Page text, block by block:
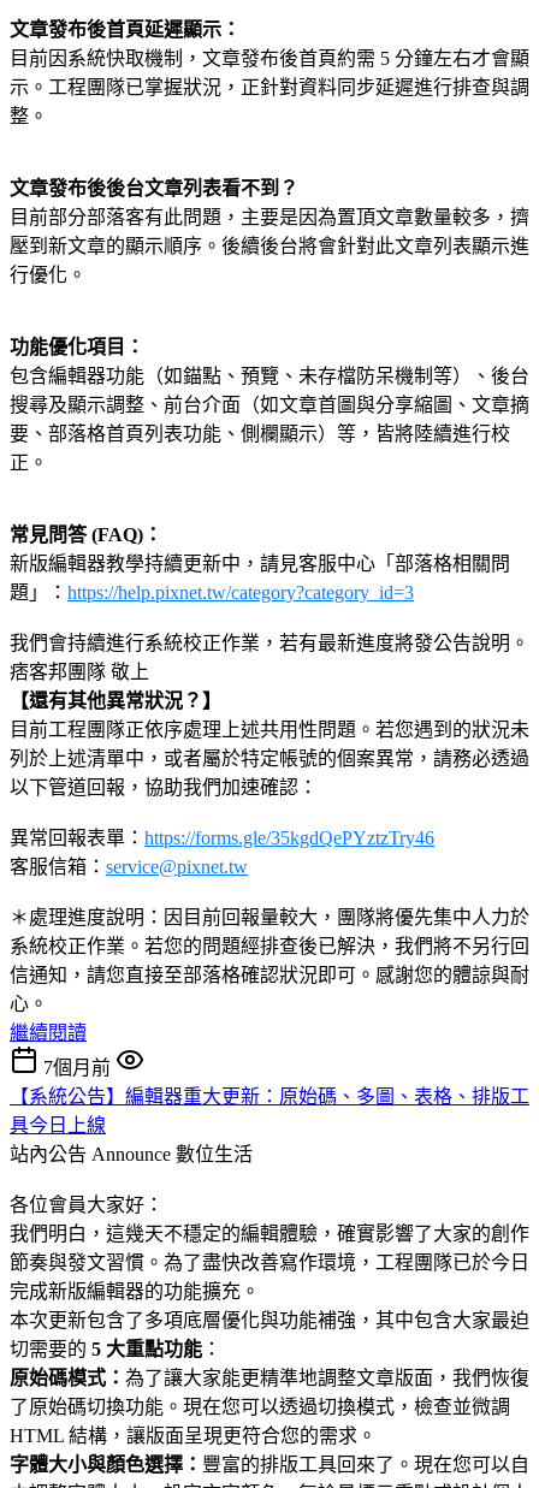
文章發布後首頁延遲顯示：
目前因系統快取機制，文章發布後首頁約需 5 分鐘左右才會顯
示。工程團隊已掌握狀況，正針對資料同步延遲進行排查與調
整。
文章發布後後台文章列表看不到？
目前部分部落客有此問題，主要是因為置頂文章數量較多，擠
壓到新文章的顯示順序。後續後台將會針對此文章列表顯示進
行優化。
功能優化項目：
包含編輯器功能（如錨點、預覽、未存檔防呆機制等）、後台
搜尋及顯示調整、前台介面（如文章首圖與分享縮圖、文章摘
要、部落格首頁列表功能、側欄顯示）等，皆將陸續進行校
正。
常見問答 (FAQ)：
新版編輯器教學持續更新中，請見客服中心「部落格相關問
題」： https://help.pixnet.tw/category?category_id=3
我們會持續進行系統校正作業，若有最新進度將發公告說明。
痞客邦團隊 敬上
【還有其他異常狀況？】
目前工程團隊正依序處理上述共用性問題。若您遇到的狀況未
列於上述清單中，或者屬於特定帳號的個案異常，請務必透過
以下管道回報，協助我們加速確認：
異常回報表單： https://forms.gle/35kgdQePYztzTry46
客服信箱： service@pixnet.tw
＊處理進度說明：因目前回報量較大，團隊將優先集中人力於
系統校正作業。若您的問題經排查後已解決，我們將不另行回
信通知，請您直接至部落格確認狀況即可。感謝您的體諒與耐
心。
繼續閱讀
7個月前
【系統公告】編輯器重大更新：原始碼、多圖、表格、排版工
具今日上線
站內公告 Announce 數位生活
各位會員大家好：
我們明白，這幾天不穩定的編輯體驗，確實影響了大家的創作
節奏與發文習慣。為了盡快改善寫作環境，工程團隊已於今日
完成新版編輯器的功能擴充。
本次更新包含了多項底層優化與功能補強，其中包含大家最迫
切需要的 5 大重點功能 ：
原始碼模式： 為了讓大家能更精準地調整文章版面，我們恢復
了原始碼切換功能。現在您可以透過切換模式，檢查並微調
HTML 結構，讓版面呈現更符合您的需求。
字體大小與顏色選擇： 豐富的排版工具回來了。現在您可以自